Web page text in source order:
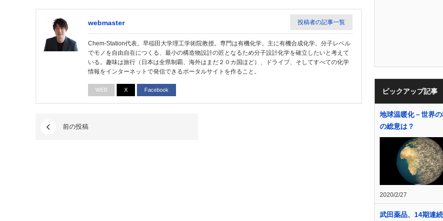
webmaster 投稿者の記事一覧
Chem-Station代表。早稲田大学理工学術院教授。専門は有機化学。主に有機合成化学。分子レベル
でモノを自由自在につくる、最小の構造物設計の匠となるため分子設計化学を確立したいと考えて
いる。趣味は旅行（日本は全県制覇、海外はまだ２０カ国ほど）、ドライブ、そしてすべての化学
情報をインターネットで発信できるポータルサイトを作ること。
WEB X Facebook
前の投稿
ピックアップ記事
地球温暖化－世界
の総意は？
2020/2/27
武田薬品、14期連